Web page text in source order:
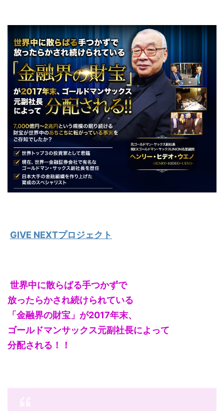
GIVE NEXTプロジェクト
世界中に散らばる手つかずで
放ったらかされ続けられている
「金融界の財宝」が2017年末、
ゴールドマンサックス元副社長によって
分配される！！